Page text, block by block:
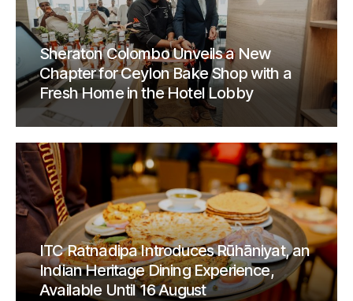
Sheraton Colombo Unveils a New
Chapter for Ceylon Bake Shop with a
Fresh Home in the Hotel Lobby
ITC Ratnadipa Introduces Rūhāniyat, an
Indian Heritage Dining Experience,
Available Until 16 August